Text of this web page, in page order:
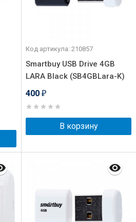
Код артикула: 210857
Smartbuy USB Drive 4GB
LARA Black (SB4GBLara-K)
400 ₽
В корзину